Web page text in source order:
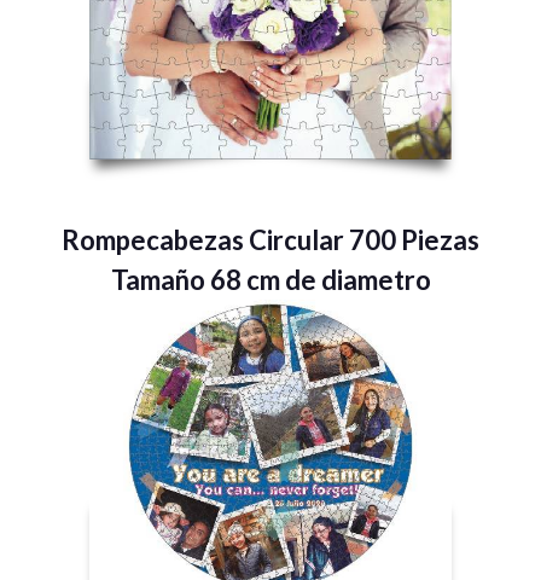
Rompecabezas Circular 700 Piezas
Tamaño 68 cm de diametro